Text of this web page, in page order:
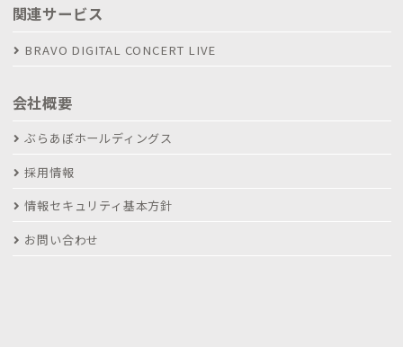
関連サービス
BRAVO DIGITAL CONCERT LIVE
会社概要
ぶらあぼホールディングス
採用情報
情報セキュリティ基本方針
お問い合わせ